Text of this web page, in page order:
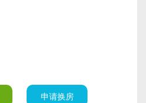
申请换房